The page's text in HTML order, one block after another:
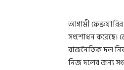
আগামী ফেব্রুয়ারির
সংশোধন করেছে।
রাজনৈতিক দল
নিজ দলের জন্য